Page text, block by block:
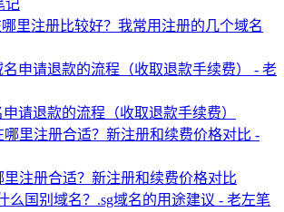
里注册比较好？我常用注册的几个域名
申请退款的流程（收取退款手续费）
里注册合适？新注册和续费价格对比